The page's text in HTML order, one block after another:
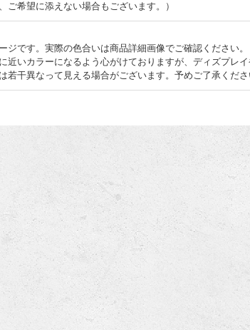
ご希望に添えない場合もございます。）
ジです。実際の色合いは商品詳細画像でご確認ください。
近いカラーになるよう心がけておりますが、ディズプレ
若干異なって見える場合がございます。予めご了承くださ